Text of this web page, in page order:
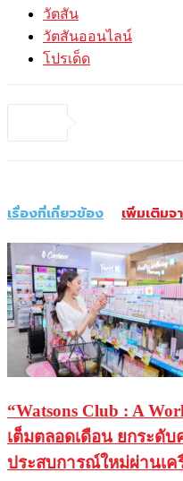
วัตสัน
วัตสันออนไลน์
โปรเด็ด
เรื่องที่เกี่ยวข้อง เพิ่มเติมจ
“Watsons Club : A
เต็มตลอดเดือน ยกระดั
ประสบการณ์ใหม่ผ่านเ